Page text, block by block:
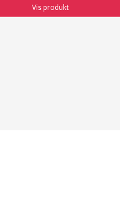
Vis produkt